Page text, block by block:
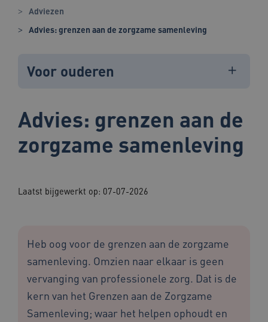
Adviezen
Advies: grenzen aan de zorgzame samenleving
Voor ouderen
Advies: grenzen aan de
zorgzame samenleving
Laatst bijgewerkt op: 07-07-2026
Heb oog voor de grenzen aan de zorgzame
samenleving. Omzien naar elkaar is geen
vervanging van professionele zorg. Dat is de
kern van het Grenzen aan de Zorgzame
Samenleving; waar het helpen ophoudt en